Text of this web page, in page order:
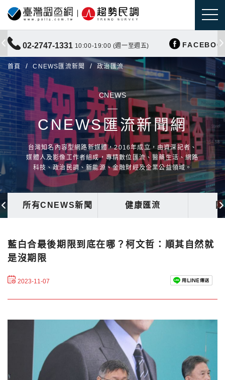
02-2747-1331 10:00-19:00 (週一至週五)
首頁 CNEWS匯流新聞 政治匯流
CNEWS
CNEWS匯流新聞網
台灣知名內容型網路新媒體，2016年成立，由資深記者、
媒體人及影像工作者組成，專精數位匯流、醫藥生活、網路
科技、政治民調、新能源、金融財經及企業公益領域。
所有CNEWS新聞 健康匯流
藍白合最後期限到底在哪？柯文哲：順其自然就
是沒期限
2023-11-07